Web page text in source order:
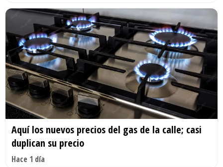
Aquí los nuevos precios del gas de la calle; casi
duplican su precio
Hace 1 día